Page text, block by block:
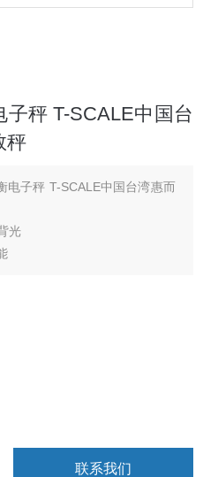
子秤 T-SCALE中国台
秤
电子秤 T-SCALE中国台湾惠而
光
联系我们